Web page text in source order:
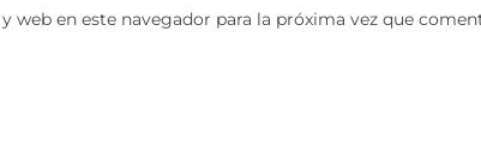
web en este navegador para la próxima vez que